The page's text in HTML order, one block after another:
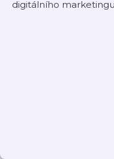
digitálního